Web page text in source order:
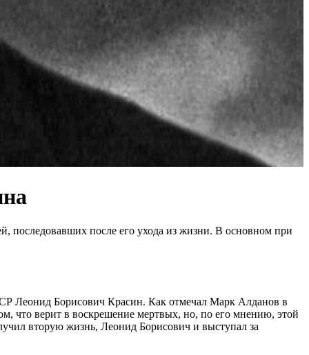
последовавших после его ухода из жизни. В основном при
Леонид Борисович Красин. Как отмечал Марк Алданов в
что верит в воскрешение мертвых, но, по его мнению, этой
вторую жизнь, Леонид Борисович и выступал за